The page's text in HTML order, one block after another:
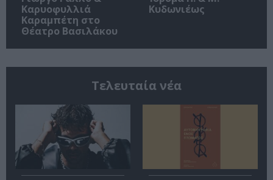
Καρυοφυλλιά
Καραμπέτη στο
Θέατρο Βασιλάκου
Κυδωνιέως
Τελευταία νέα